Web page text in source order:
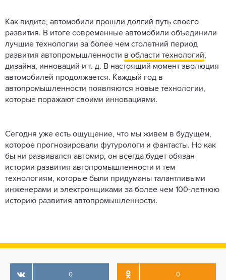
Как видите, автомобили прошли долгий путь своего
развития. В итоге современные автомобили объединили
лучшие технологии за более чем столетний период
развития автопромышленности в области технологий,
дизайна, инноваций и т. д. В настоящий момент эволюция
автомобилей продолжается. Каждый год в
автопромышленности появляются новые технологии,
которые поражают своими инновациями.
Сегодня уже есть ощущение, что мы живем в будущем,
которое прогнозировали футурологи и фантасты. Но как
бы ни развивался автомир, он всегда будет обязан
истории развития автопромышленности и тем
технологиям, которые были придуманы талантливыми
инженерами и электронщиками за более чем 100-летнюю
историю развития автопромышленности.
0 0